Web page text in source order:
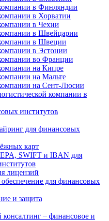
в Финляндии
в Хорватии
в Чехии
в Швейцарии
в Швеции
в Эстонии
во Франции
на Кипре
на Мальте
на Сент-Люсии
компании в
институтов
для финансовых
карт
SWIFT и IBAN для
лицензий
для финансовых
и защита
– финансовое и